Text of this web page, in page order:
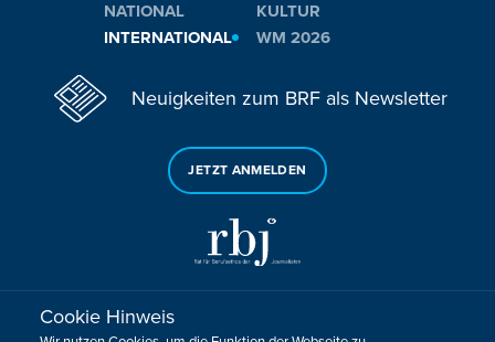
NATIONAL
INTERNATIONAL
KULTUR
WM 2026
Neuigkeiten zum BRF als Newsletter
JETZT ANMELDEN
Sie haben noch Fragen oder Anmerkungen?
Cookie Hinweis